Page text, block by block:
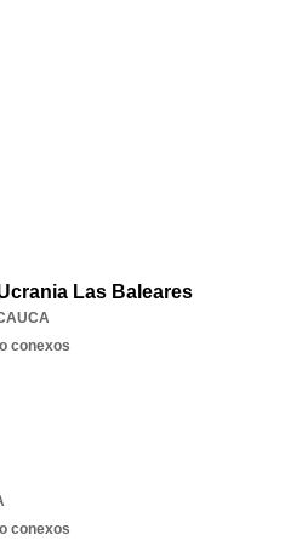
Las Baleares
conexos
conexos